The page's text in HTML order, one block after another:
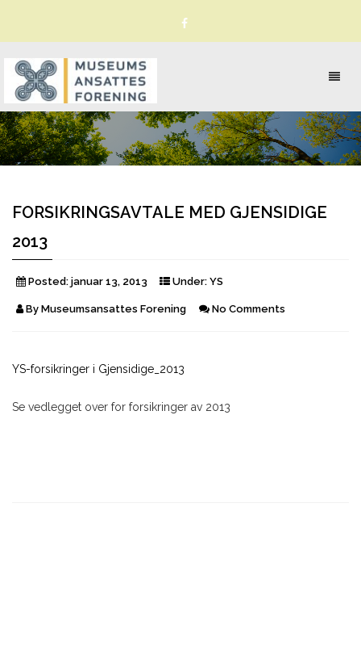
FORSIKRINGSAVTALE MED GJENSIDIGE
2013
Posted: januar 13, 2013 Under: YS
By Museumsansattes Forening No Comments
YS-forsikringer i Gjensidige_2013
Se vedlegget over for forsikringer av 2013